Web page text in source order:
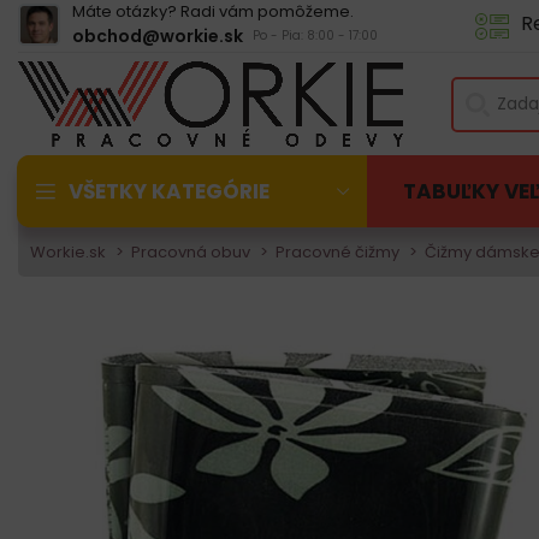
Máte otázky? Radi vám pomôžeme.
obchod@workie.sk Po - Pia: 8:00 - 17:00
VŠETKY KATEGÓRIE TABUĽKY
Workie.sk Pracovná obuv Pracovné čižmy Čižmy dámske